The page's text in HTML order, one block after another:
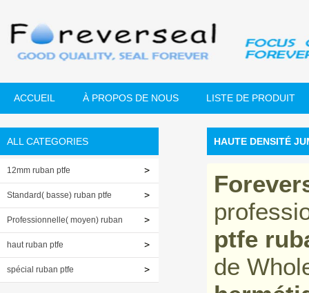
ACCUEIL À PROPOS DE NOUS LISTE DE PRODUIT
ALL CATEGORIES
12mm ruban ptfe
Standard( basse) ruban ptfe
Professionnelle( moyen) ruban
ptfehaut ruban ptfe
spécial ruban ptfe
HAUTE DENSITÉ
ptfe
de